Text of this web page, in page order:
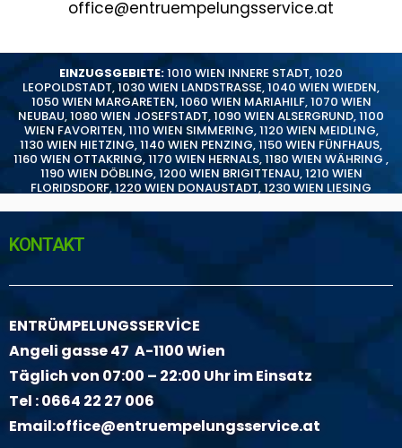
office@entruempelungsservice.at
EINZUGSGEBIETE:1010 WIEN INNERE STADT,1020
LEOPOLDSTADT,1030 WIEN LANDSTRASSE,1040 WIEN WIEDEN,
1050 WIEN MARGARETEN,1060 WIEN MARIAHILF,1070 WIEN
NEUBAU,1080 WIEN JOSEFSTADT,1090 WIEN ALSERGRUND,1100
WIEN FAVORITEN,1110 WIEN SIMMERING,1120 WIEN MEIDLING,
1130 WIEN HIETZING,1140 WIEN PENZING,1150 WIEN FÜNFHAUS,
1160 WIEN OTTAKRING,1170 WIEN HERNALS,1180 WIEN WÄHRING ,
1190 WIEN DÖBLING,1200 WIEN BRIGITTENAU,1210 WIEN
FLORIDSDORF,1220 WIEN DONAUSTADT,1230 WIEN LIESING
KONTAKT
ENTRÜMPELUNGSSERVİCE
Angeli gasse 47 A-1100 Wien
Täglich von 07:00 – 22:00 Uhr im Einsatz
Tel :0664 22 27 006
Email:office@entruempelungsservice.at